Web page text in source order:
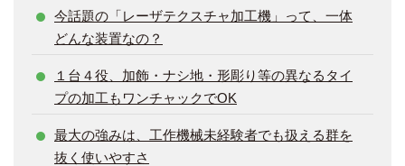
今話題の「レーザテクスチャ加工機」って、一体
どんな装置なの？
１台４役、加飾・ナシ地・形彫り等の異なるタイ
プの加工もワンチャックでOK
最大の強みは、工作機械未経験者でも扱える群を
抜く使いやすさ